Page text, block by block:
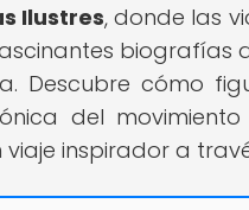
Ilustres, donde las
biografías
Descubre cómo
del
inspirador a